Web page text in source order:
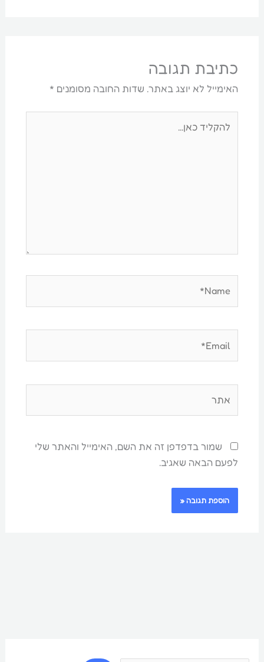
כתיבת תגובה
האימייל לא יוצג באתר. שדות החובה מסומנים *
כאן...
שמור בדפדפן זה את השם, האימייל והאתר שלי
לפעם הבאה שאגיב.